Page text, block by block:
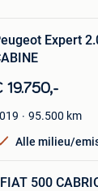
Expert
19.750,-
95.500 km
Alle milieu/
FIAT 500